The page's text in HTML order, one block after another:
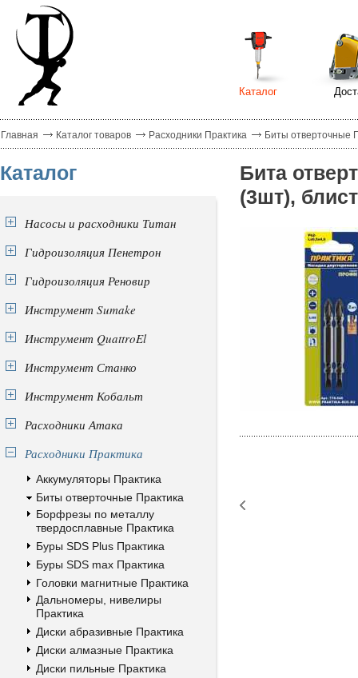
Каталог
Главная Каталог товаров Расходники Практика Биты отверточные
Каталог
Насосы и расходники Титан
Гидроизоляция Пенетрон
Гидроизоляция Реновир
Инструмент Sumake
Инструмент QuattroEl
Инструмент Станко
Инструмент Кобальт
Расходники Атака
Расходники Практика
Аккумуляторы Практика
Биты отверточные Практика
Борфрезы по металлу
твердосплавные Практика
Буры SDS Plus Практика
Буры SDS max Практика
Головки магнитные Практика
Дальномеры, нивелиры
Практика
Диски абразивные Практика
Диски алмазные Практика
Диски пильные Практика
Бита
(3шт),